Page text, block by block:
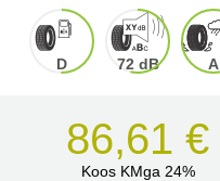
D 72 dB A
86,61 €
Koos KMga 24%